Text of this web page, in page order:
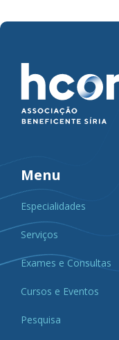
Menu
Especialidades
Serviços
Exames e Consultas
Cursos e Eventos
Pesquisa